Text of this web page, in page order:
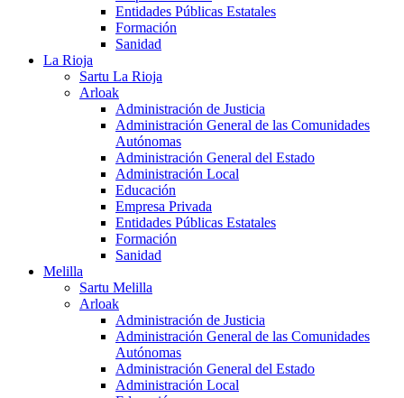
Entidades Públicas Estatales
Formación
Sanidad
La Rioja
Sartu La Rioja
Arloak
Administración de Justicia
Administración General de las Comunidades
Autónomas
Administración General del Estado
Administración Local
Educación
Empresa Privada
Entidades Públicas Estatales
Formación
Sanidad
Melilla
Sartu Melilla
Arloak
Administración de Justicia
Administración General de las Comunidades
Autónomas
Administración General del Estado
Administración Local